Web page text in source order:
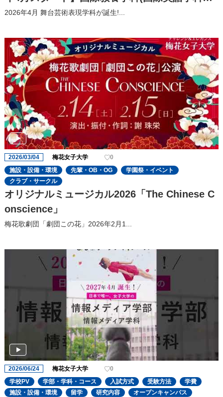
り名称変更)
2026年4月 舞台芸術表現学科が誕生!...
2026/03/04 梅花女子大学
0
施設・設備・環境
先輩・OB・OG
学園祭・イベント
クラブ・サークル
オリジナルミュージカル2026「The Chinese C
onscience」
梅花歌劇団「劇団この花」2026年2月1...
2026/06/24 梅花女子大学
0
学校PV
学部・学科・コース 入試方式 受験方法
学費
施設・設備・環境
留学 研究内容
オープンキャンパス